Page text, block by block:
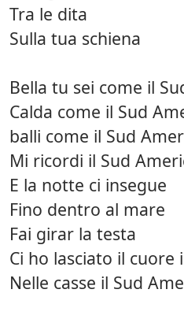
Tra le dita
Sulla tua schiena
Bella tu sei come il
Calda come il Sud
balli come il Sud
Mi ricordi il Sud
E la notte ci insegue
Fino dentro al mare
Fai girar la testa
Ci ho lasciato il cuore
Nelle casse il Sud